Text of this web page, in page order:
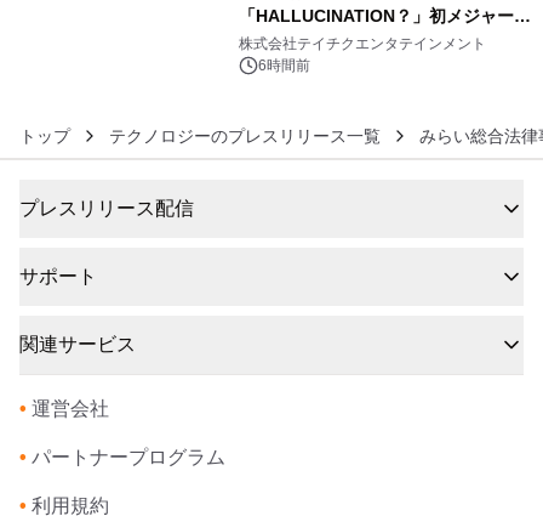
「HALLUCINATION？」初メジャー配
信リリース決定！
株式会社テイチクエンタテインメント
6時間前
トップ テクノロジーのプレスリリース一覧 みらい総合法律
プレスリリース配信
サポート
関連サービス
• 運営会社
• パートナープログラム
• 利用規約